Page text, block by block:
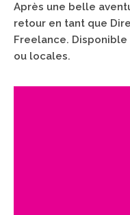
Après une belle
retour en tant que
Freelance. Disponible
ou locales.